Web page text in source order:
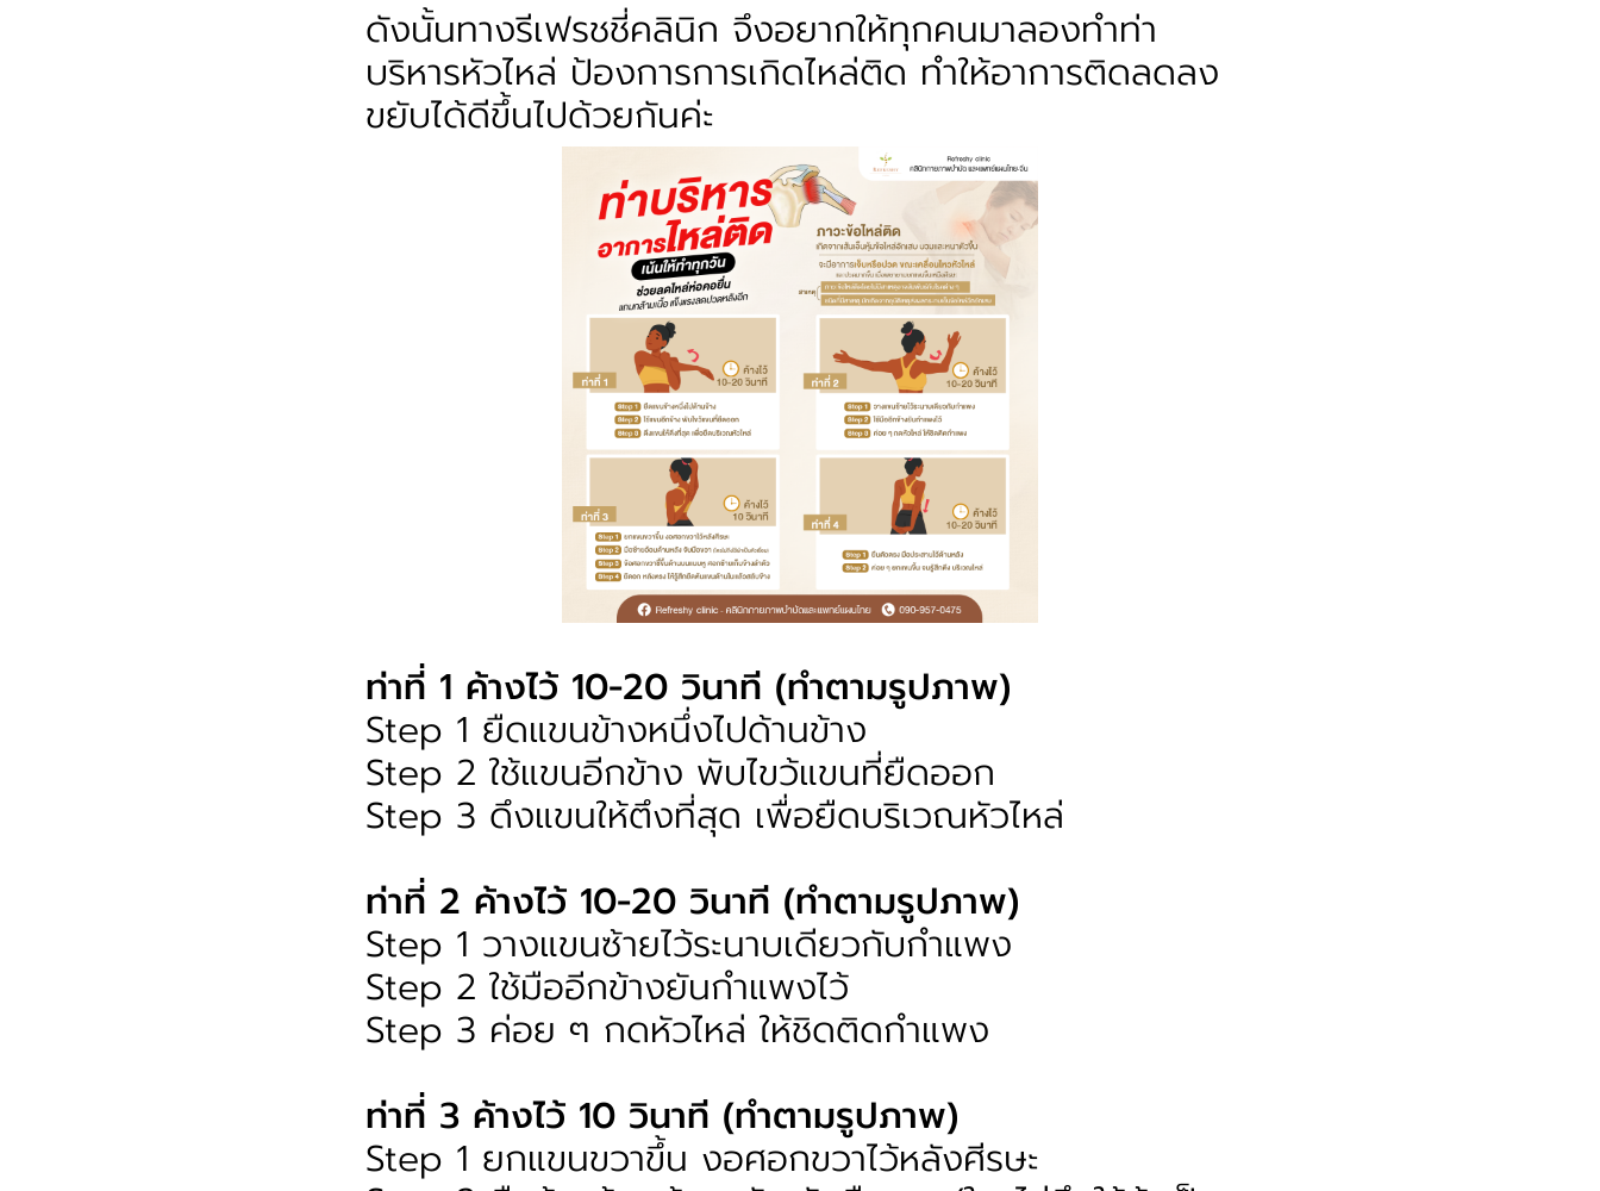
ดังนั้นทางรีเฟรชชี่คลินิก จึงอยากให้ทุกคนมาลองทำท่า
บริหารหัวไหล่ ป้องการการเกิดไหล่ติด ทำให้อาการติดลดลง
ขยับได้ดีขึ้นไปด้วยกันค่ะ
ท่าที่ 1 ค้างไว้ 10-20 วินาที (ทำตามรูปภาพ)
Step 1 ยืดแขนข้างหนึ่งไปด้านข้าง
Step 2 ใช้แขนอีกข้าง พับไขว้แขนที่ยืดออก
Step 3 ดึงแขนให้ตึงที่สุด เพื่อยืดบริเวณหัวไหล่
ท่าที่ 2 ค้างไว้ 10-20 วินาที (ทำตามรูปภาพ)
Step 1 วางแขนซ้ายไว้ระนาบเดียวกับกำแพง
Step 2 ใช้มืออีกข้างยันกำแพงไว้
Step 3 ค่อย ๆ กดหัวไหล่ ให้ชิดติดกำแพง
ท่าที่ 3 ค้างไว้ 10 วินาที (ทำตามรูปภาพ)
Step 1 ยกแขนขวาขึ้น งอศอกขวาไว้หลังศีรษะ